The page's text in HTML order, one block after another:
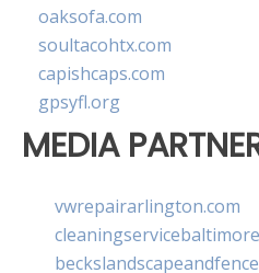
oaksofa.com
soultacohtx.com
capishcaps.com
gpsyfl.org
MEDIA
vwrepairarlington.com